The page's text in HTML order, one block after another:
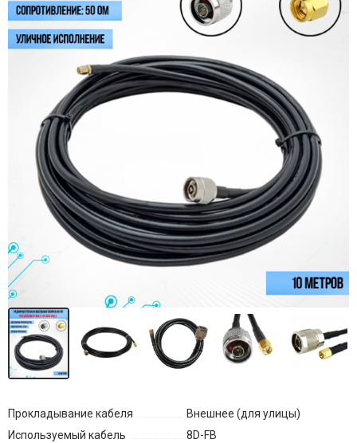
Прокладывание кабеля
Внешнее (для улицы)
Используемый кабель
8D-FB